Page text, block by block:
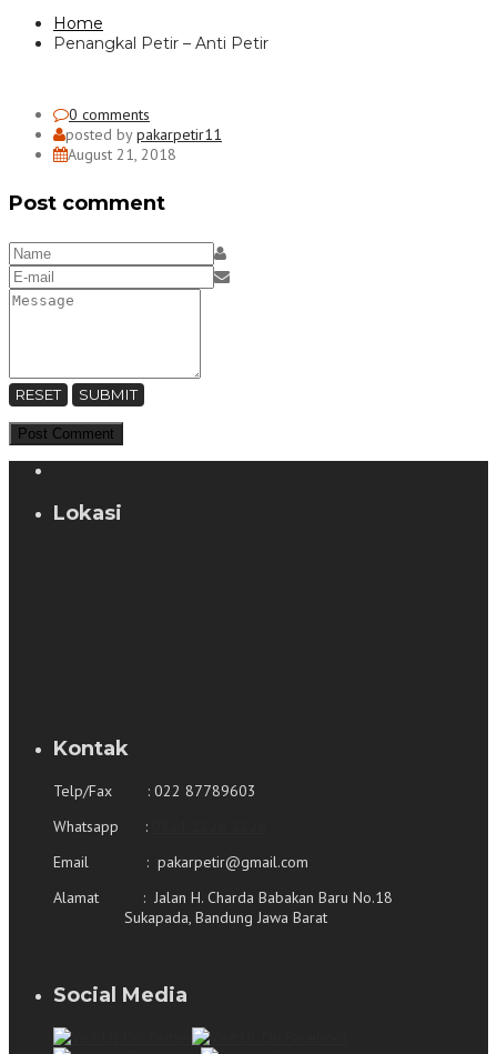
Home
Penangkal Petir – Anti Petir
0 comments
posted bypakarpetir11
August 21, 2018
Post comment
RESET SUBMIT
Lokasi
Kontak
Telp/Fax : 022 87789603
Whatsapp :
Email : pakarpetir@gmail.com
Alamat : Jalan H. Charda Babakan Baru No.18
Sukapada, Bandung Jawa Barat
Social Media